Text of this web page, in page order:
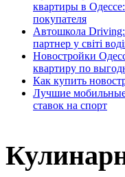
квартиры в
покупателя
Автошкола
партнер у світі
Новостройки
квартиру по
Как купить
Лучшие
ставок на спорт